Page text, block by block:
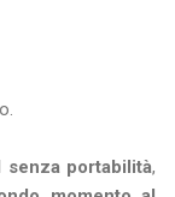
senza portabilità,